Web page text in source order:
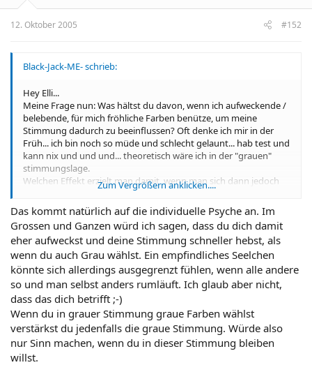
12. Oktober 2005 #152
Black-Jack-ME- schrieb:
Hey Elli...
Meine Frage nun: Was hältst du davon, wenn ich aufweckende /
belebende, für mich fröhliche Farben benütze, um meine
Stimmung dadurch zu beeinflussen? Oft denke ich mir in der
Früh... ich bin noch so müde und schlecht gelaunt... hab test und
kann nix und und und... theoretisch wäre ich in der "grauen"
stimmungslage.
Welchen Effekt erzielt man damit, wenn man sich dann jedoch
Zum Vergrößern anklicken....
Das kommt natürlich auf die individuelle Psyche an. Im
Grossen und Ganzen würd ich sagen, dass du dich damit
eher aufweckst und deine Stimmung schneller hebst, als
wenn du auch Grau wählst. Ein empfindliches Seelchen
könnte sich allerdings ausgegrenzt fühlen, wenn alle andere
so und man selbst anders rumläuft. Ich glaub aber nicht,
dass das dich betrifft ;-)
Wenn du in grauer Stimmung graue Farben wählst
verstärkst du jedenfalls die graue Stimmung. Würde also
nur Sinn machen, wenn du in dieser Stimmung bleiben
willst.